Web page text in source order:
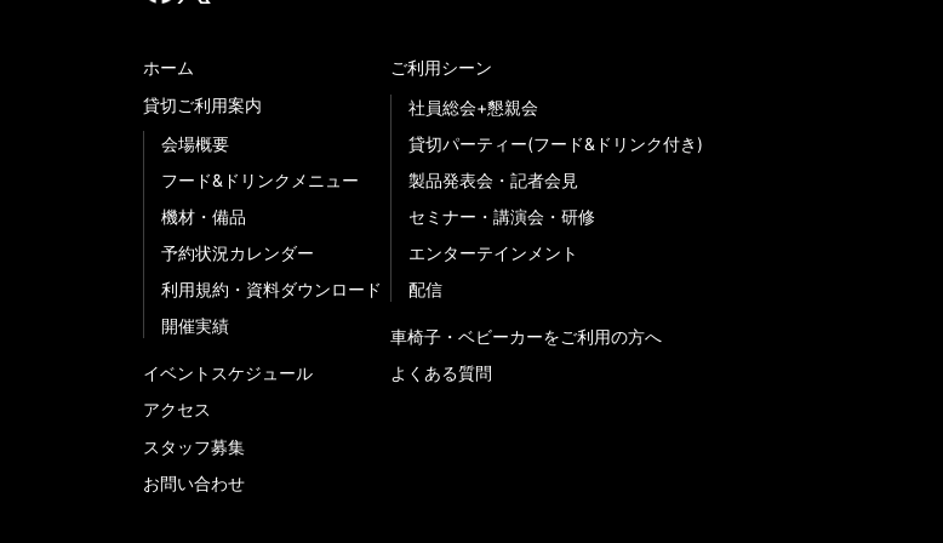
ホーム
貸切ご利用案内
会場概要
フード&ドリンクメニュー
機材・備品
予約状況カレンダー
利用規約・資料ダウンロード
開催実績
イベントスケジュール
アクセス
スタッフ募集
お問い合わせ
ご利用シーン
社員総会+懇親会
貸切パーティー(フード&ドリンク付き)
製品発表会・記者会見
セミナー・講演会・研修
エンターテインメント
配信
車椅子・ベビーカーをご利用の方へ
よくある質問